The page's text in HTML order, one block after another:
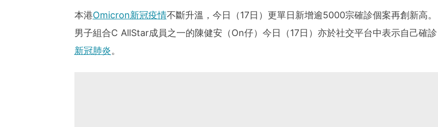
本港Omicron新冠疫情不斷升溫，今日（17日）更單日新增逾5000宗確診個案再創新高。
男子組合C AllStar成員之一的陳健安（On仔）今日（17日）亦於社交平台中表示自己確診
新冠肺炎。